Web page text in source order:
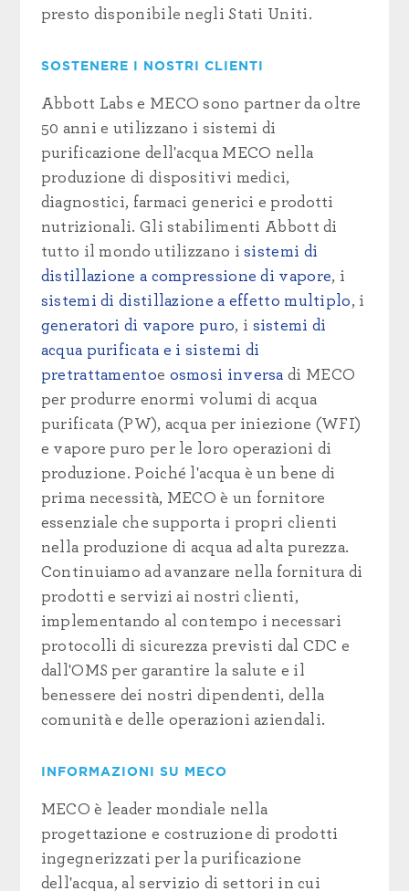
presto disponibile negli Stati Uniti.
SOSTENERE I NOSTRI CLIENTI
Abbott Labs e MECO sono partner da oltre
50 anni e utilizzano i sistemi di
purificazione dell'acqua MECO nella
produzione di dispositivi medici,
diagnostici, farmaci generici e prodotti
nutrizionali. Gli stabilimenti Abbott di
tutto il mondo utilizzano isistemi di
distillazione a compressione di vapore, i
sistemi di distillazione a effetto multiplo, i
generatori di vapore puro, i sistemi di
acqua purificata e i sistemi di
pretrattamentoe osmosi inversa di MECO
per produrre enormi volumi di acqua
purificata (PW), acqua per iniezione (WFI)
e vapore puro per le loro operazioni di
produzione. Poiché l'acqua è un bene di
prima necessità, MECO è un fornitore
essenziale che supporta i propri clienti
nella produzione di acqua ad alta purezza.
Continuiamo ad avanzare nella fornitura di
prodotti e servizi ai nostri clienti,
implementando al contempo i necessari
protocolli di sicurezza previsti dal CDC e
dall'OMS per garantire la salute e il
benessere dei nostri dipendenti, della
comunità e delle operazioni aziendali.
INFORMAZIONI SU MECO
MECO è leader mondiale nella
progettazione e costruzione di prodotti
ingegnerizzati per la purificazione
dell'acqua, al servizio di settori in cui